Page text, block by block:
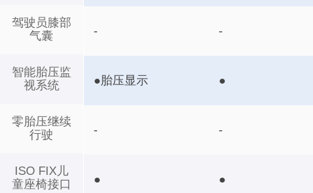
驾驶员膝部
气囊
智能胎压监
视系统
零胎压继续
行驶
ISO FIX儿
童座椅接口
- -
●胎压显示 ●
- -
● ●